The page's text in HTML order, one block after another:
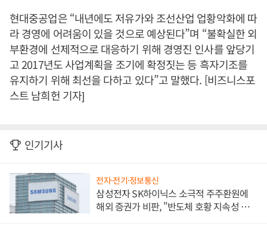
현대중공업은 “내년에도 저유가와 조선산업 업황악화에 따
라 경영에 어려움이 있을 것으로 예상된다”며 “불확실한 외
부환경에 선제적으로 대응하기 위해 경영진 인사를 앞당기
고 2017년도 사업계획을 조기에 확정짓는 등 흑자기조를
유지하기 위해 최선을 다하고 있다”고 말했다. [비즈니스포
스트 남희헌 기자]
인기기사
전자·전기·정보통신
삼성전자 SK하이닉스 소극적 주주환원에
해외 증권가 비판, "반도체 호황 지속성 의